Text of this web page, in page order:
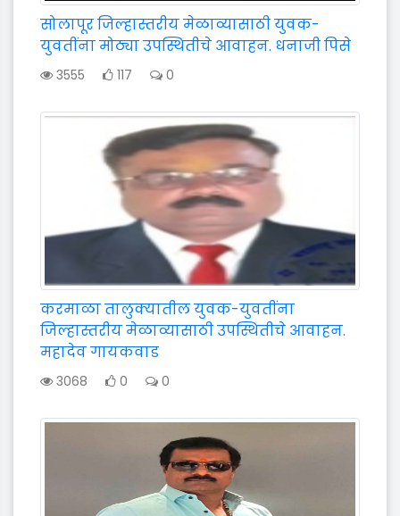
सोलापूर जिल्हास्तरीय मेळाव्यासाठी युवक-
युवतींना मोठ्या उपस्थितीचे आवाहन. धनाजी पिसे
3555 117 0
करमाळा तालुक्यातील युवक-युवतींना
जिल्हास्तरीय मेळाव्यासाठी उपस्थितीचे आवाहन.
महादेव गायकवाड
3068 0 0